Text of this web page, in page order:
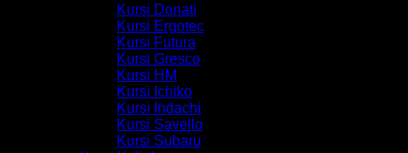
Kursi Donati
Kursi Ergotec
Kursi Futura
Kursi Gresco
Kursi HM
Kursi Ichiko
Kursi Indachi
Kursi Savello
Kursi Subaru